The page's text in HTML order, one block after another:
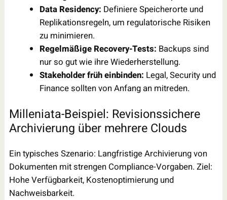
Data Residency: Definiere Speicherorte und
Replikationsregeln, um regulatorische Risiken
zu minimieren.
Regelmäßige Recovery-Tests: Backups sind
nur so gut wie ihre Wiederherstellung.
Stakeholder früh einbinden: Legal, Security und
Finance sollten von Anfang an mitreden.
Milleniata-Beispiel: Revisionssichere
Archivierung über mehrere Clouds
Ein typisches Szenario: Langfristige Archivierung von
Dokumenten mit strengen Compliance-Vorgaben. Ziel:
Hohe Verfügbarkeit, Kostenoptimierung und
Nachweisbarkeit.